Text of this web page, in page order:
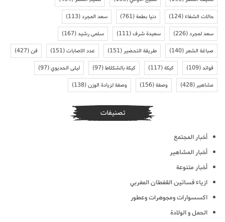
حالات الشفاء(124) دنيا بطمة(761) سعد المجرد(113)
سعد لمجرد(226) سعيدة شرف(111) سلمى رشيد(167)
صباغة الشعر(140) طريقة التحضير(151) عدد الاصابات(151) فن(427)
فوائد(109) كيكة(117) كيكة بالشكلاط(97) ليلى الحديوي(97)
مشاهير(428) وصفة(156) وصفة لزيادة الوزن(138)
تصنيفات
أخبار المجتمع
أخبار المشاهير
أخبار متنوعة
ازياء فساتين القفطان المغربي
اكسسوارات ومجوهرات وعطور
الحمل و الولادة